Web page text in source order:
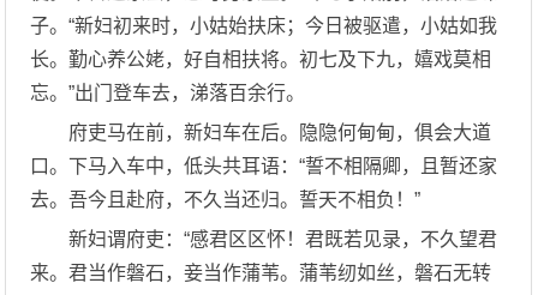
子。“新妇初来时，小姑始扶床；今日被驱遣，小姑如我
长。勤心养公姥，好自相扶将。初七及下九，嬉戏莫相
忘。”出门登车去，涕落百余行。
府吏马在前，新妇车在后。隐隐何甸甸，俱会大道
口。下马入车中，低头共耳语：“誓不相隔卿，且暂还家
去。吾今且赴府，不久当还归。誓天不相负！”
新妇谓府吏：“感君区区怀！君既若见录，不久望君
来。君当作磐石，妾当作蒲苇。蒲苇纫如丝，磐石无转